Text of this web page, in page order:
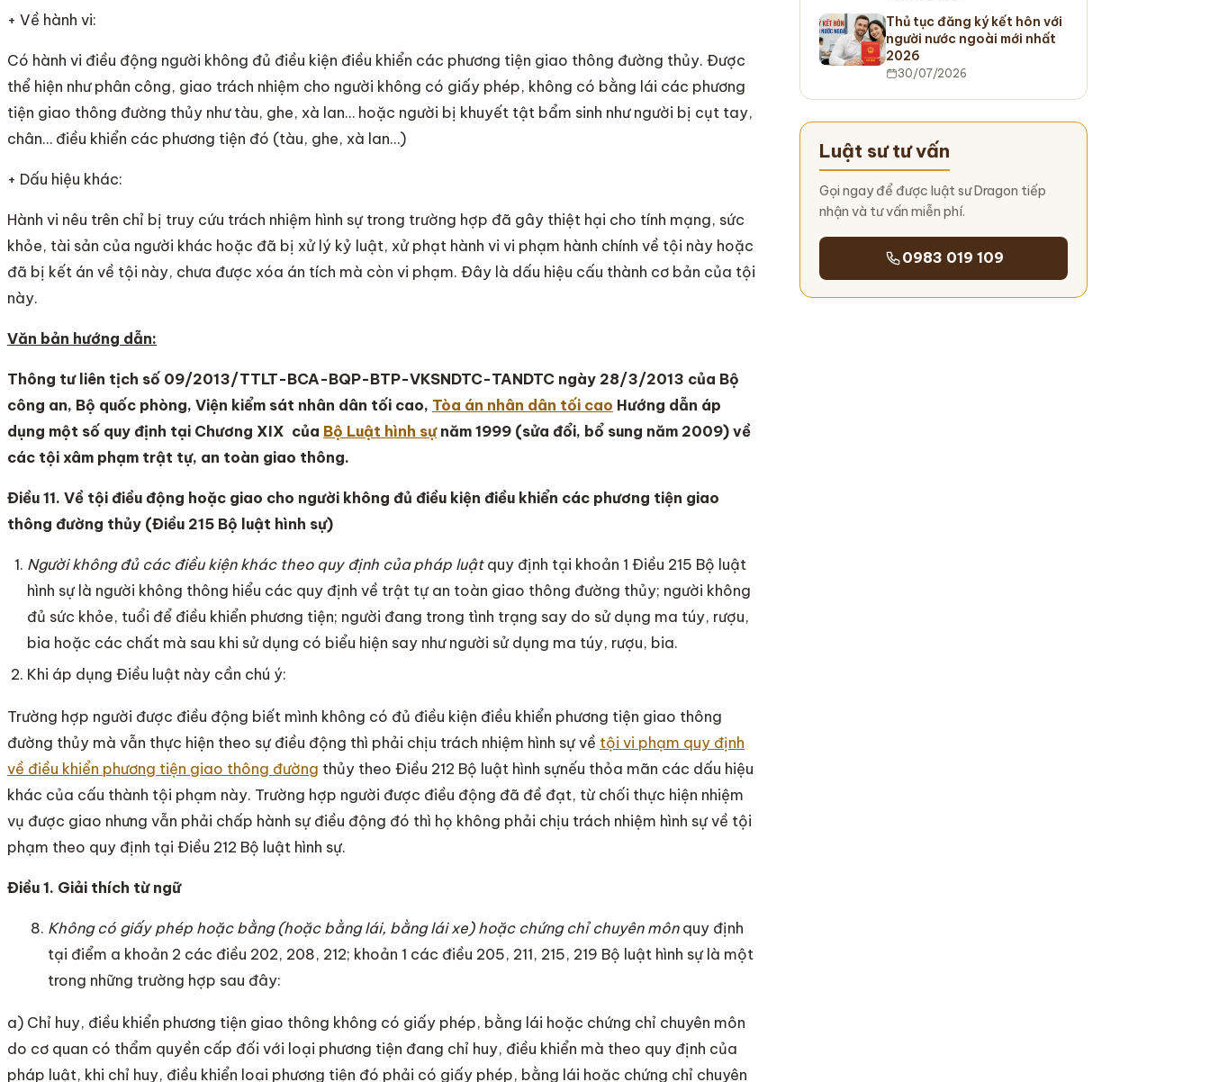
+ Về hành vi:
Có hành vi điều động người không đủ điều kiện điều khiển các phương tiện giao thông đường thủy. Được
thể hiện như phân công, giao trách nhiệm cho người không có giấy phép, không có bằng lái các phương
tiện giao thông đường thủy như tàu, ghe, xà lan… hoặc người bị khuyết tật bẩm sinh như người bị cụt tay,
chân… điều khiển các phương tiện đó (tàu, ghe, xà lan…)
+ Dấu hiệu khác:
Hành vi nêu trên chỉ bị truy cứu trách nhiệm hình sự trong trường hợp đã gây thiệt hại cho tính mạng, sức
khỏe, tài sản của người khác hoặc đã bị xử lý kỷ luật, xử phạt hành vi vi phạm hành chính về tội này hoặc
đã bị kết án về tội này, chưa được xóa án tích mà còn vi phạm. Đây là dấu hiệu cấu thành cơ bản của tội
này.
Văn bản hướng dẫn:
Thông tư liên tịch số 09/2013/TTLT-BCA-BQP-BTP-VKSNDTC-TANDTC ngày 28/3/2013 của Bộ
công an, Bộ quốc phòng, Viện kiểm sát nhân dân tối cao, Tòa án nhân dân tối cao Hướng dẫn áp
dụng một số quy định tại Chương XIX của Bộ Luật hình sựnăm 1999 (sửa đổi, bổ sung năm 2009) về
các tội xâm phạm trật tự, an toàn giao thông.
Điều 11. Về tội điều động hoặc giao cho người không đủ điều kiện điều khiển các phương tiện giao
thông đường thủy (Điều 215 Bộ luật hình sự)
Người không đủ các điều kiện khác theo quy định của pháp luật quy định tại khoản 1 Điều 215 Bộ luật
hình sự là người không thông hiểu các quy định về trật tự an toàn giao thông đường thủy; người không
đủ sức khỏe, tuổi để điều khiển phương tiện; người đang trong tình trạng say do sử dụng ma túy, rượu,
bia hoặc các chất mà sau khi sử dụng có biểu hiện say như người sử dụng ma túy, rượu, bia.
Khi áp dụng Điều luật này cần chú ý:
Trường hợp người được điều động biết mình không có đủ điều kiện điều khiển phương tiện giao thông
đường thủy mà vẫn thực hiện theo sự điều động thì phải chịu trách nhiệm hình sự về tội vi phạm quy định
về điều khiển phương tiện giao thông đường thủy theo Điều 212 Bộ luật hình sựnếu thỏa mãn các dấu hiệu
khác của cấu thành tội phạm này. Trường hợp người được điều động đã đề đạt, từ chối thực hiện nhiệm
vụ được giao nhưng vẫn phải chấp hành sự điều động đó thì họ không phải chịu trách nhiệm hình sự về tội
phạm theo quy định tại Điều 212 Bộ luật hình sự.
Điều 1. Giải thích từ ngữ
Không có giấy phép hoặc bằng (hoặc bằng lái, bằng lái xe) hoặc chứng chỉ chuyên môn quy định
tại điểm a khoản 2 các điều 202, 208, 212; khoản 1 các điều 205, 211, 215, 219 Bộ luật hình sự là một
trong những trường hợp sau đây:
a) Chỉ huy, điều khiển phương tiện giao thông không có giấy phép, bằng lái hoặc chứng chỉ chuyên môn
do cơ quan có thẩm quyền cấp đối với loại phương tiện đang chỉ huy, điều khiển mà theo quy định của
pháp luật, khi chỉ huy, điều khiển loại phương tiện đó phải có giấy phép, bằng lái hoặc chứng chỉ chuyên
Thủ tục đăng ký kết hôn với
người nước ngoài mới nhất
2026
30/07/2026
Luật sư tư vấn
Gọi ngay để được luật sư Dragon tiếp
nhận và tư vấn miễn phí.
0983 019 109